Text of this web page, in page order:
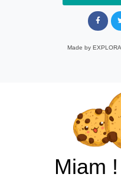
Miam
Made by